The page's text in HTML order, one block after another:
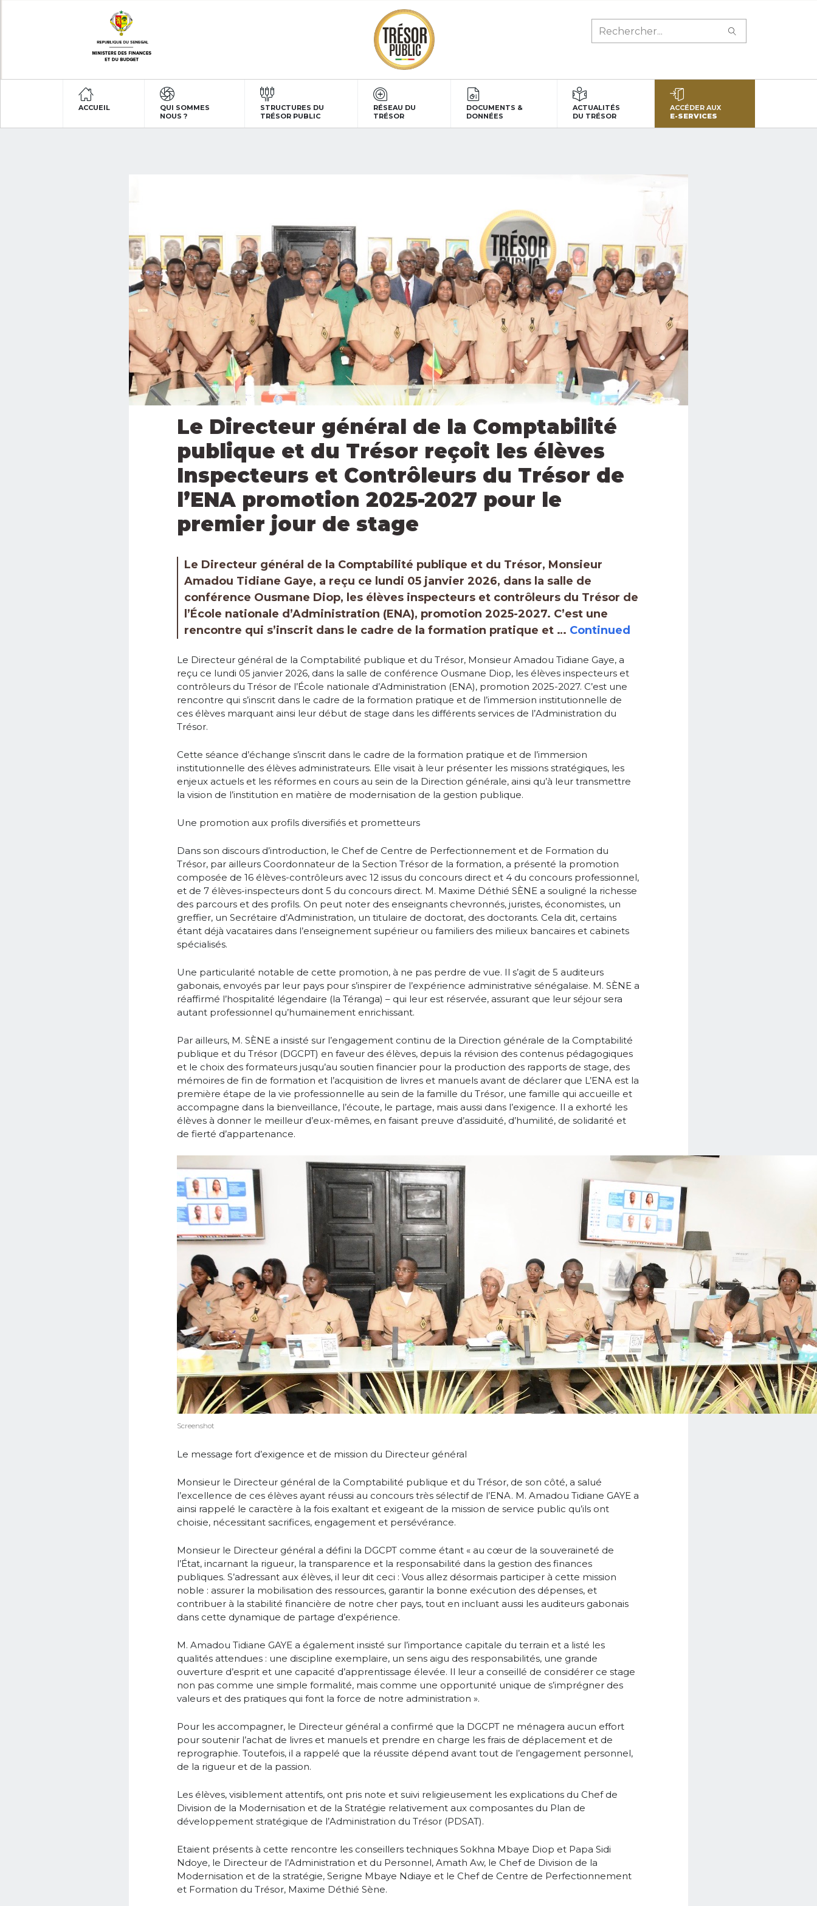
ACCUEIL
QUI SOMMES
NOUS ?
STRUCTURES DU
TRÉSOR PUBLIC
RÉSEAU DU
TRÉSOR
DOCUMENTS &
DONNÉES
ACTUALITÉS
DU TRÉSOR
ACCÉDER AUX
E-SERVICES
Le Directeur général de la Comptabilité
publique et du Trésor reçoit les élèves
Inspecteurs et Contrôleurs du Trésor de
l’ENA promotion 2025-2027 pour le
premier jour de stage
Le Directeur général de la Comptabilité publique et du Trésor, Monsieur
Amadou Tidiane Gaye, a reçu ce lundi 05 janvier 2026, dans la salle de
conférence Ousmane Diop, les élèves inspecteurs et contrôleurs du Trésor de
l’École nationale d’Administration (ENA), promotion 2025-2027. C’est une
rencontre qui s’inscrit dans le cadre de la formation pratique et … Continued
Le Directeur général de la Comptabilité publique et du Trésor, Monsieur Amadou Tidiane Gaye, a
reçu ce lundi 05 janvier 2026, dans la salle de conférence Ousmane Diop, les élèves inspecteurs et
contrôleurs du Trésor de l’École nationale d’Administration (ENA), promotion 2025-2027. C’est une
rencontre qui s’inscrit dans le cadre de la formation pratique et de l’immersion institutionnelle de
ces élèves marquant ainsi leur début de stage dans les différents services de l’Administration du
Trésor.
Cette séance d’échange s’inscrit dans le cadre de la formation pratique et de l’immersion
institutionnelle des élèves administrateurs. Elle visait à leur présenter les missions stratégiques, les
enjeux actuels et les réformes en cours au sein de la Direction générale, ainsi qu’à leur transmettre
la vision de l’institution en matière de modernisation de la gestion publique.
Une promotion aux profils diversifiés et prometteurs
Dans son discours d’introduction, le Chef de Centre de Perfectionnement et de Formation du
Trésor, par ailleurs Coordonnateur de la Section Trésor de la formation, a présenté la promotion
composée de 16 élèves-contrôleurs avec 12 issus du concours direct et 4 du concours professionnel,
et de 7 élèves-inspecteurs dont 5 du concours direct. M. Maxime Déthié SÈNE a souligné la richesse
des parcours et des profils. On peut noter des enseignants chevronnés, juristes, économistes, un
greffier, un Secrétaire d’Administration, un titulaire de doctorat, des doctorants. Cela dit, certains
étant déjà vacataires dans l’enseignement supérieur ou familiers des milieux bancaires et cabinets
spécialisés.
Une particularité notable de cette promotion, à ne pas perdre de vue. Il s’agit de 5 auditeurs
gabonais, envoyés par leur pays pour s’inspirer de l’expérience administrative sénégalaise. M. SÈNE a
réaffirmé l’hospitalité légendaire (la Téranga) – qui leur est réservée, assurant que leur séjour sera
autant professionnel qu’humainement enrichissant.
Par ailleurs, M. SÈNE a insisté sur l’engagement continu de la Direction générale de la Comptabilité
publique et du Trésor (DGCPT) en faveur des élèves, depuis la révision des contenus pédagogiques
et le choix des formateurs jusqu’au soutien financier pour la production des rapports de stage, des
mémoires de fin de formation et l’acquisition de livres et manuels avant de déclarer que L’ENA est la
première étape de la vie professionnelle au sein de la famille du Trésor, une famille qui accueille et
accompagne dans la bienveillance, l’écoute, le partage, mais aussi dans l’exigence. Il a exhorté les
élèves à donner le meilleur d’eux-mêmes, en faisant preuve d’assiduité, d’humilité, de solidarité et
de fierté d’appartenance.
Screenshot
Le message fort d’exigence et de mission du Directeur général
Monsieur le Directeur général de la Comptabilité publique et du Trésor, de son côté, a salué
l’excellence de ces élèves ayant réussi au concours très sélectif de l’ENA. M. Amadou Tidiane GAYE a
ainsi rappelé le caractère à la fois exaltant et exigeant de la mission de service public qu’ils ont
choisie, nécessitant sacrifices, engagement et persévérance.
Monsieur le Directeur général a défini la DGCPT comme étant « au cœur de la souveraineté de
l’État, incarnant la rigueur, la transparence et la responsabilité dans la gestion des finances
publiques. S’adressant aux élèves, il leur dit ceci : Vous allez désormais participer à cette mission
noble : assurer la mobilisation des ressources, garantir la bonne exécution des dépenses, et
contribuer à la stabilité financière de notre cher pays, tout en incluant aussi les auditeurs gabonais
dans cette dynamique de partage d’expérience.
M. Amadou Tidiane GAYE a également insisté sur l’importance capitale du terrain et a listé les
qualités attendues : une discipline exemplaire, un sens aigu des responsabilités, une grande
ouverture d’esprit et une capacité d’apprentissage élevée. Il leur a conseillé de considérer ce stage
non pas comme une simple formalité, mais comme une opportunité unique de s’imprégner des
valeurs et des pratiques qui font la force de notre administration ».
Pour les accompagner, le Directeur général a confirmé que la DGCPT ne ménagera aucun effort
pour soutenir l’achat de livres et manuels et prendre en charge les frais de déplacement et de
reprographie. Toutefois, il a rappelé que la réussite dépend avant tout de l’engagement personnel,
de la rigueur et de la passion.
Les élèves, visiblement attentifs, ont pris note et suivi religieusement les explications du Chef de
Division de la Modernisation et de la Stratégie relativement aux composantes du Plan de
développement stratégique de l’Administration du Trésor (PDSAT).
Etaient présents à cette rencontre les conseillers techniques Sokhna Mbaye Diop et Papa Sidi
Ndoye, le Directeur de l’Administration et du Personnel, Amath Aw, le Chef de Division de la
Modernisation et de la stratégie, Serigne Mbaye Ndiaye et le Chef de Centre de Perfectionnement
et Formation du Trésor, Maxime Déthié Sène.